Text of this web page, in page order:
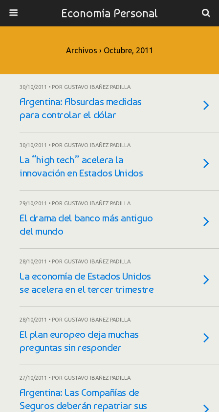
Economía Personal
Archivos › Octubre, 2011
30/10/2011 • POR GUSTAVO IBAÑEZ PADILLA
Argentina: Absurdas medidas
para controlar el dólar
30/10/2011 • POR GUSTAVO IBAÑEZ PADILLA
La “high tech” acelera la
innovación en Estados Unidos
29/10/2011 • POR GUSTAVO IBAÑEZ PADILLA
El drama del banco más antiguo
del mundo
28/10/2011 • POR GUSTAVO IBAÑEZ PADILLA
La economía de Estados Unidos
se acelera en el tercer trimestre
28/10/2011 • POR GUSTAVO IBAÑEZ PADILLA
El plan europeo deja muchas
preguntas sin responder
27/10/2011 • POR GUSTAVO IBAÑEZ PADILLA
Argentina: Las Compañías de
Seguros deberán repatriar sus